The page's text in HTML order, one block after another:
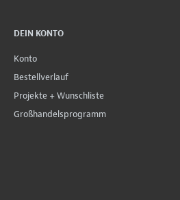
DEIN KONTO
Konto
Bestellverlauf
Projekte + Wunschliste
Großhandelsprogramm